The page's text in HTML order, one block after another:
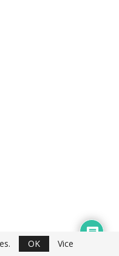
OK Vice